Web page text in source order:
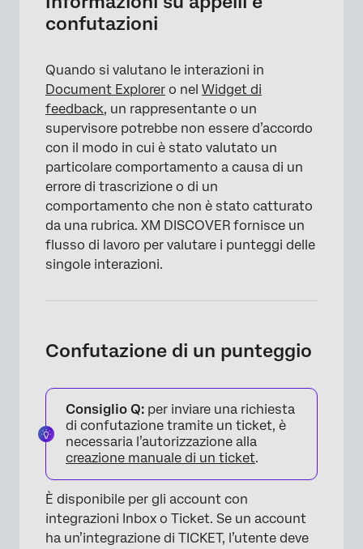
Modifica di un punteggio
confutazioni
Quando si valutano le interazioni in
Document Explorer o nel Widget di
feedback, un rappresentante o un
supervisore potrebbe non essere d’accordo
con il modo in cui è stato valutato un
particolare comportamento a causa di un
errore di trascrizione o di un
comportamento che non è stato catturato
da una rubrica. XM DISCOVER fornisce un
flusso di lavoro per valutare i punteggi delle
singole interazioni.
Confutazione di un punteggio
Consiglio Q: per inviare una richiesta
di confutazione tramite un ticket, è
necessaria l’autorizzazione alla
creazione manuale di un ticket.
È disponibile per gli account con
integrazioni Inbox o Ticket. Se un account
ha un’integrazione di TICKET, l’utente deve